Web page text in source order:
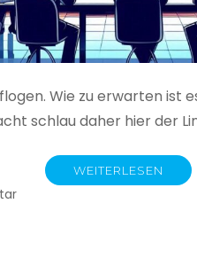
Wie zu erwarten ist
schlau daher hier der
WEITERLESEN
zu